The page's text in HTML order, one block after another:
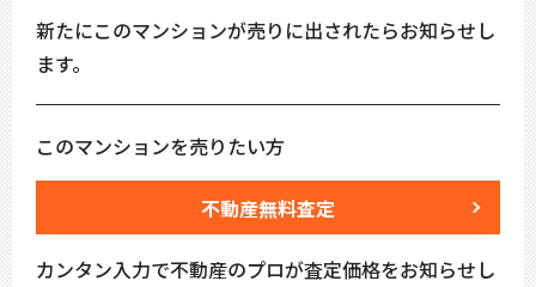
新たにこのマンションが売りに出されたらお知らせし
ます。
このマンションを売りたい方
不動産無料査定
カンタン入力で不動産のプロが査定価格をお知らせし